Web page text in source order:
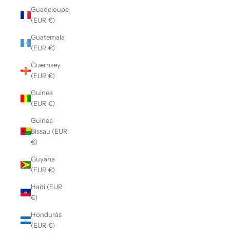
Guadeloupe
(EUR €)
Guatemala
(EUR €)
Guernsey
(EUR €)
Guinea
(EUR €)
Guinea-
Bissau (EUR
€)
Guyana
(EUR €)
Haiti (EUR
€)
Honduras
(EUR €)